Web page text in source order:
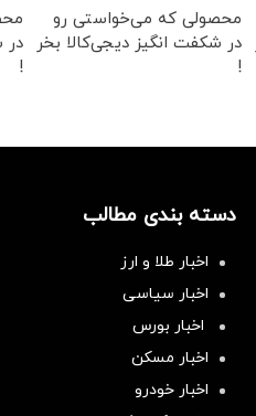
محصولی که می‌خواستی رو
در شکفت انگیز دیجی‌کالا بخر
!
در
!
دسته بندی مطالب
اخبار طلا و ارز
اخبار سیاسی
اخبار بورس
اخبار مسکن
اخبار خودرو